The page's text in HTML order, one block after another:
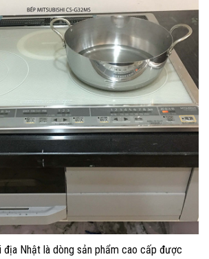
địa Nhật là dòng sản phẩm cao cấp được